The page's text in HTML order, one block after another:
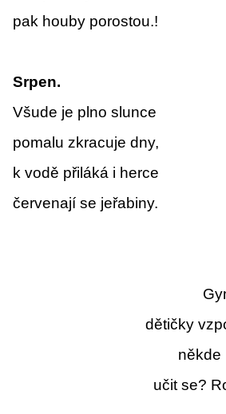
pak houby porostou.!
Srpen.
Všude je plno slunce
pomalu zkracuje dny,
k vodě přiláká i herce
červenají se jeřabiny.
dětičky
někde
učit se?